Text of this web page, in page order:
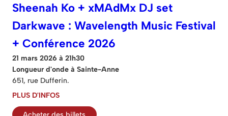
Sheenah Ko + xMAdMx DJ set
Darkwave : Wavelength Music Festival
+ Conférence 2026
21 mars 2026 à 21h30
Longueur d'onde à Sainte-Anne
651, rue Dufferin.
PLUS D'INFOS